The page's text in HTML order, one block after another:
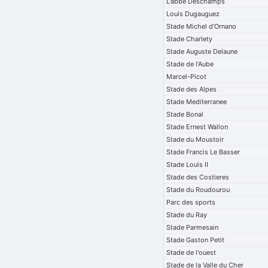
Louis Dugauguez
Stade Michel d'Ornano
Stade Charlety
Stade Auguste Delaune
Stade de l'Aube
Marcel-Picot
Stade des Alpes
Stade Mediterranee
Stade Bonal
Stade Ernest Wallon
Stade du Moustoir
Stade Francis Le Basser
Stade Louis II
Stade des Costieres
Stade du Roudourou
Parc des sports
Stade du Ray
Stade Parmesain
Stade Gaston Petit
Stade de l'ouest
Stade de la Valle du Cher